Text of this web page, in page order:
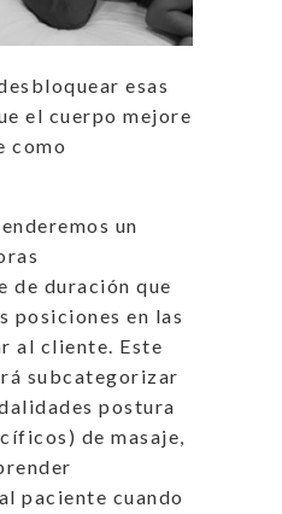
esas
el cuerpo mejore
como
un
de duración que
posiciones en las
al cliente. Este
subcategorizar
postura
de masaje,
paciente cuando